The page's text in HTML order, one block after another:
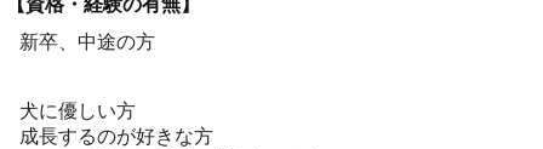
【資格・経験の有無】
新卒、中途の方
犬に優しい方
成長するのが好きな方